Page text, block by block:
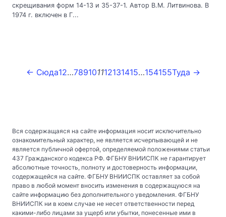
скрещивания форм 14-13 и 35-37-1. Автор В.М. Литвинова. В
1974 г. включен в Г...
← Сюда12…789101112131415…154155Туда →
Вся содержащаяся на сайте информация носит исключительно
ознакомительный характер, не является исчерпывающей и не
является публичной офертой, определяемой положениями статьи
437 Гражданского кодекса РФ. ФГБНУ ВНИИСПК не гарантирует
абсолютные точность, полноту и достоверность информации,
содержащейся на сайте. ФГБНУ ВНИИСПК оставляет за собой
право в любой момент вносить изменения в содержащуюся на
сайте информацию без дополнительного уведомления. ФГБНУ
ВНИИСПК ни в коем случае не несет ответственности перед
какими-либо лицами за ущерб или убытки, понесенные ими в